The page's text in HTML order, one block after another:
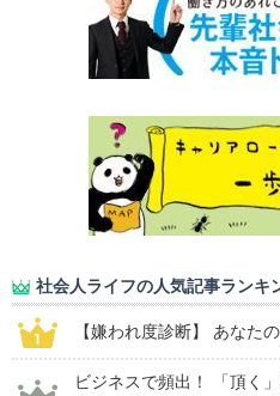
社会人ライフの人気記事ランキ
【嫌われ度診断】 あなた
ビジネスで頻出！ 「頂く